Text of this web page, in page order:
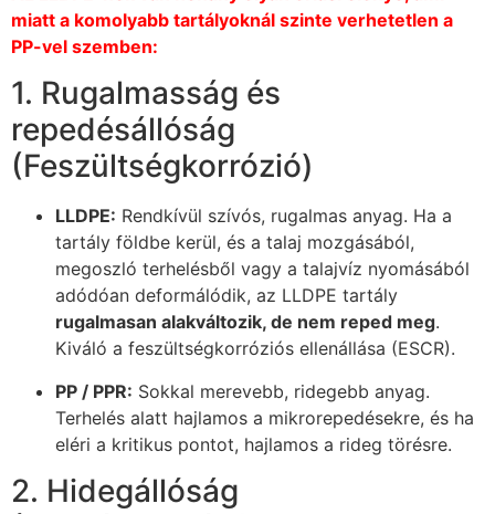
miatt a komolyabb tartályoknál szinte verhetetlen a
PP-vel szemben:
1. Rugalmasság és
repedésállóság
(Feszültségkorrózió)
LLDPE: Rendkívül szívós, rugalmas anyag. Ha a
tartály földbe kerül, és a talaj mozgásából,
megoszló terhelésből vagy a talajvíz nyomásából
adódóan deformálódik, az LLDPE tartály
rugalmasan alakváltozik, de nem reped meg.
Kiváló a feszültségkorróziós ellenállása (ESCR).
PP / PPR: Sokkal merevebb, ridegebb anyag.
Terhelés alatt hajlamos a mikrorepedésekre, és ha
eléri a kritikus pontot, hajlamos a rideg törésre.
2. Hidegállóság